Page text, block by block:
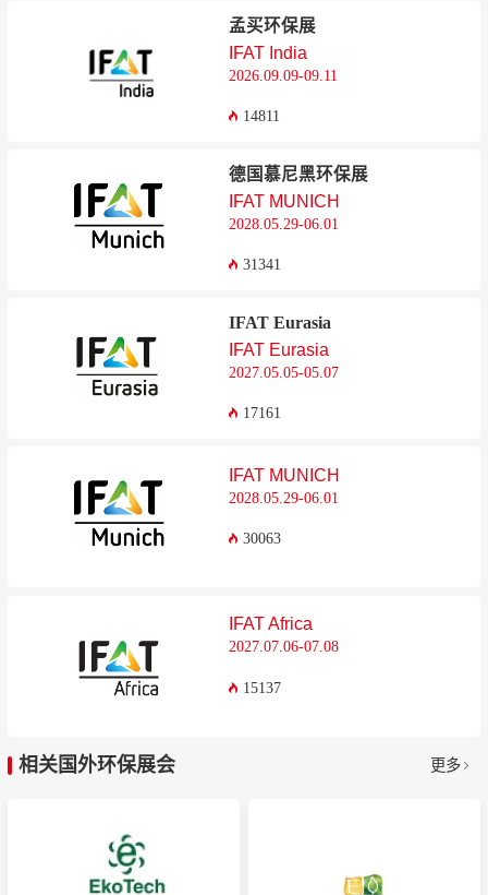
孟买环保展
IFAT India
2026.09.09-09.11
14811
德国慕尼黑环保展
IFAT MUNICH
2028.05.29-06.01
31341
IFAT Eurasia
IFAT Eurasia
2027.05.05-05.07
17161
IFAT MUNICH
2028.05.29-06.01
30063
IFAT Africa
2027.07.06-07.08
15137
相关国外环保展会 更多